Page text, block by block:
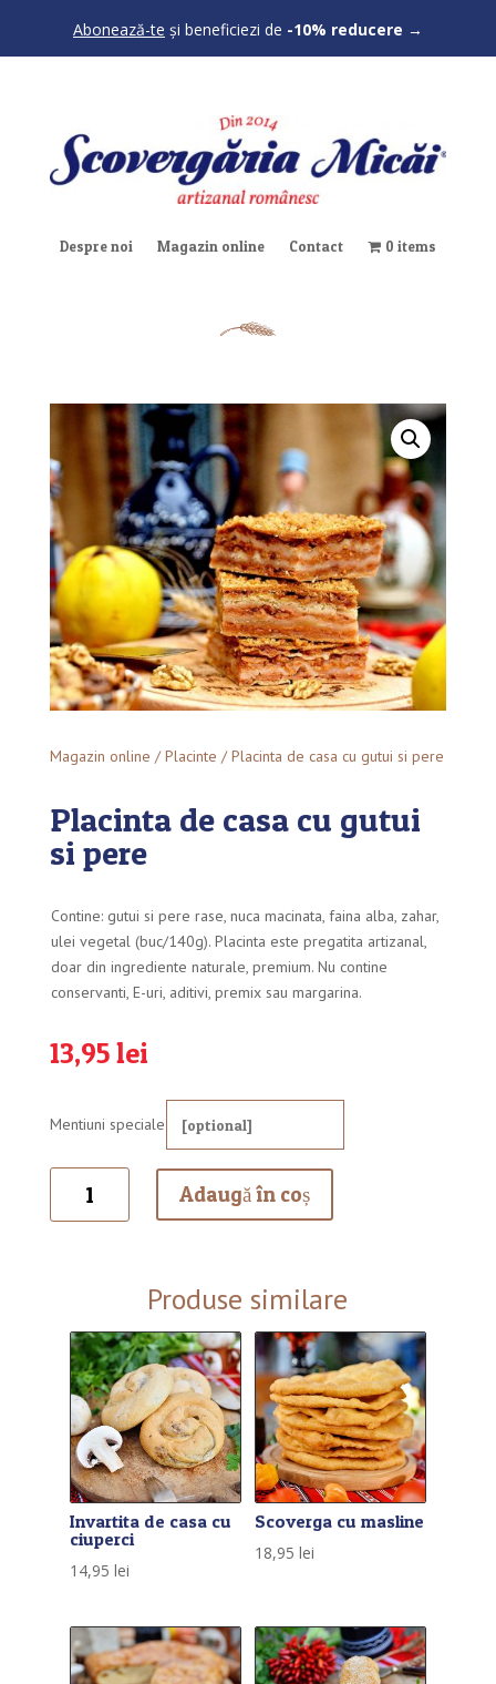
Abonează-te și beneficiezi de -10% reducere →
Despre noi Magazin online Contact 0 items
Magazin online /Placinte / Placinta de casa cu gutui si pere
Placinta de casa cu gutui
si pere
Contine: gutui si pere rase, nuca macinata, faina alba, zahar,
ulei vegetal (buc/140g). Placinta este pregatita artizanal,
doar din ingrediente naturale, premium. Nu contine
conservanti, E-uri, aditivi, premix sau margarina.
13,95lei
Mentiuni speciale
Placinta
pere
Adaugă în coș
Produse similare
Invartita de casa cu
ciuperci
14,95 lei
Scoverga cu masline
18,95lei